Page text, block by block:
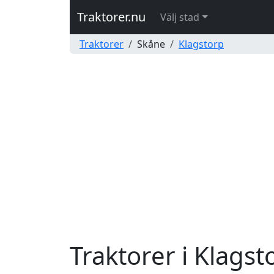
Traktorer.nu
Välj stad
Traktorer
Skåne Klagstorp
Traktorer i